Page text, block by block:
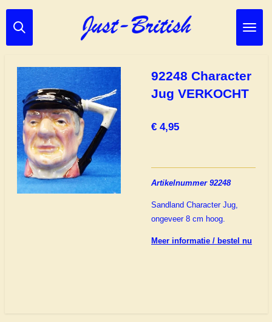
Ga
direct
hoofdinhoud
92248 Character
Jug VERKOCHT
€ 4,95
Artikelnummer 92248
Sandland Character Jug,
ongeveer 8 cm hoog.
Meer informatie / bestel nu